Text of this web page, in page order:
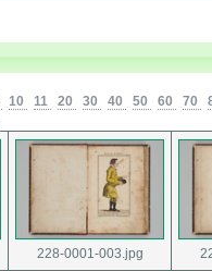
10 11 20 30 40 50 60 70
228-0001-003.jpg